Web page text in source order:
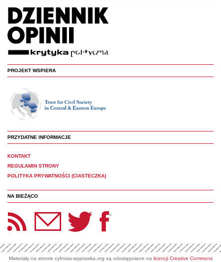
PROJEKT WSPIERA
PRZYDATNE INFORMACJE
KONTAKT
REGULAMIN STRONY
POLITYKA PRYWATNOŚCI (CIASTECZKA)
NA BIEŻĄCO
Panoptyka Facebook <
Materiały na stronie cyfrowa-wyprawka.org są udostępniane na licencji Creative Commons